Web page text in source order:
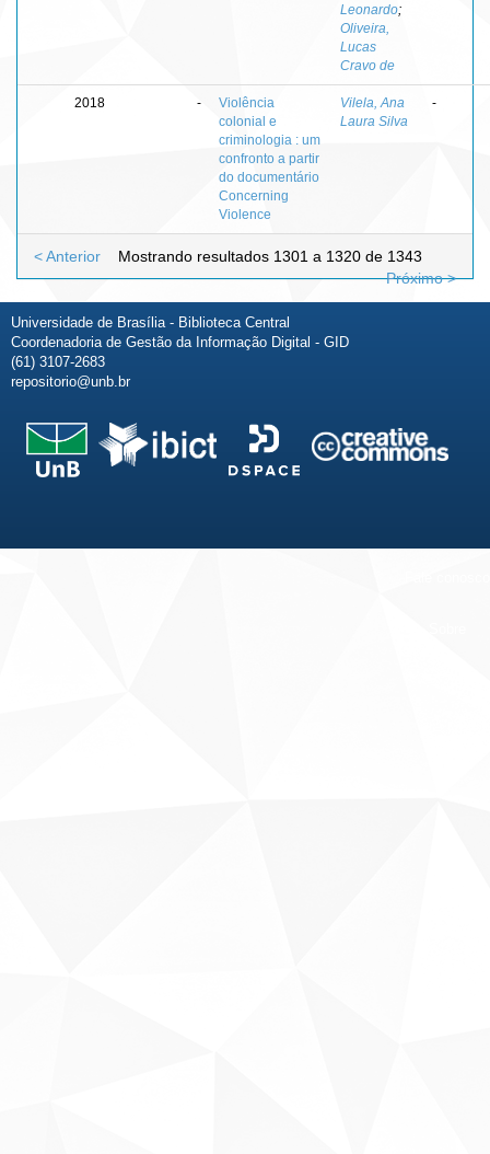
Leonardo;
Oliveira,
Lucas
Cravo de
2018 -
Violência
colonial e
criminologia : um
confronto a partir
do documentário
Concerning
Violence
Vilela, Ana
Laura Silva
-
Mostrando resultados 1301 a 1320 de 1343
< Anterior
Próximo >
Universidade de Brasília - Biblioteca Central
Coordenadoria de Gestão da Informação Digital - GID
(61) 3107-2683
repositorio@unb.br